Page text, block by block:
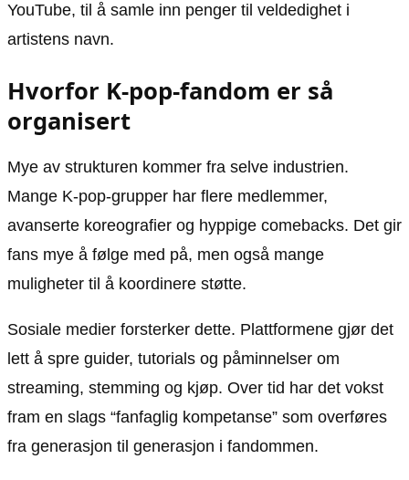
YouTube, til å samle inn penger til veldedighet i
artistens navn.
Hvorfor K-pop-fandom er så
organisert
Mye av strukturen kommer fra selve industrien.
Mange K-pop-grupper har flere medlemmer,
avanserte koreografier og hyppige comebacks. Det gir
fans mye å følge med på, men også mange
muligheter til å koordinere støtte.
Sosiale medier forsterker dette. Plattformene gjør det
lett å spre guider, tutorials og påminnelser om
streaming, stemming og kjøp. Over tid har det vokst
fram en slags “fanfaglig kompetanse” som overføres
fra generasjon til generasjon i fandommen.